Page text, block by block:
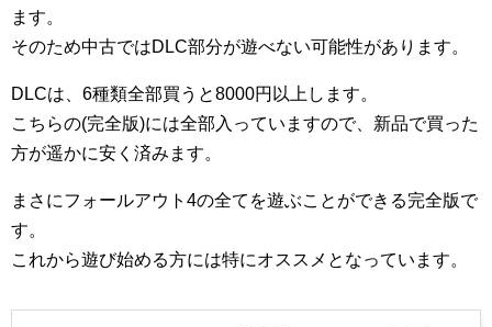
ます。
そのため中古ではDLC部分が遊べない可能性があります。
DLCは、6種類全部買うと8000円以上します。
こちらの(完全版)には全部入っていますので、新品で買った
方が遥かに安く済みます。
まさにフォールアウト4の全てを遊ぶことができる完全版で
す。
これから遊び始める方には特にオススメとなっています。